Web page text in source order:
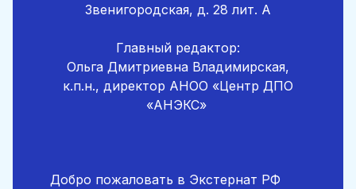
Звенигородская, д. 28 лит. А
Главный редактор:
Ольга Дмитриевна Владимирская,
к.п.н., директор АНОО «Центр ДПО
«АНЭКС»
Добро пожаловать в Экстернат РФ